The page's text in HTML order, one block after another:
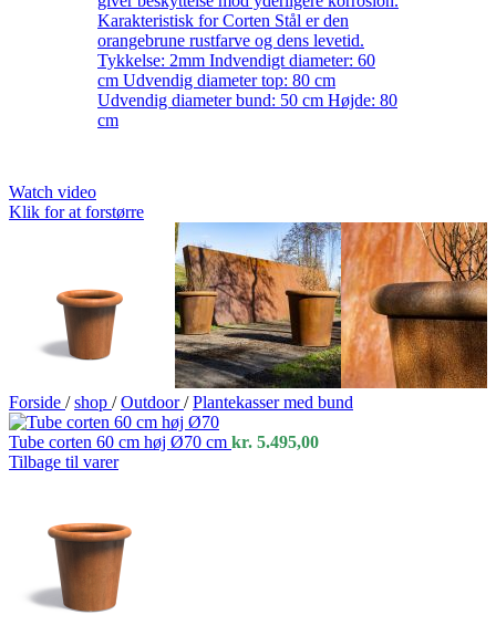
Watch video
Klik for at forstørre
Forside / shop / Outdoor/ Plantekasser med bund
Tube corten 60 cm høj Ø70 cm kr. 5.495,00
Tilbage til varer